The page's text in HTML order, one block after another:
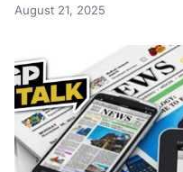
August 21, 2025